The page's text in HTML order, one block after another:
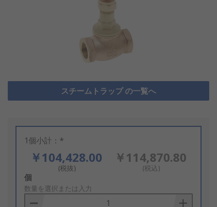
スチームトラップ の一覧へ
1個小計：*
￥104,428.00
(税抜)
￥114,870.80
(税込)
Add
to
Basket
個
数量を選択または入力